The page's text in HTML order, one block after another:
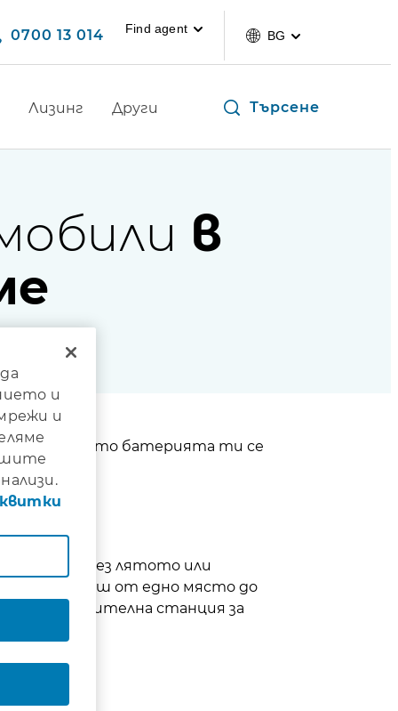
0700 13 014 Find agent BG
Лизинг Други Търсене
в
Когато батерията ти се
е през лятото или
да пътуваш от едно място до
допълнителна станция за
и
и